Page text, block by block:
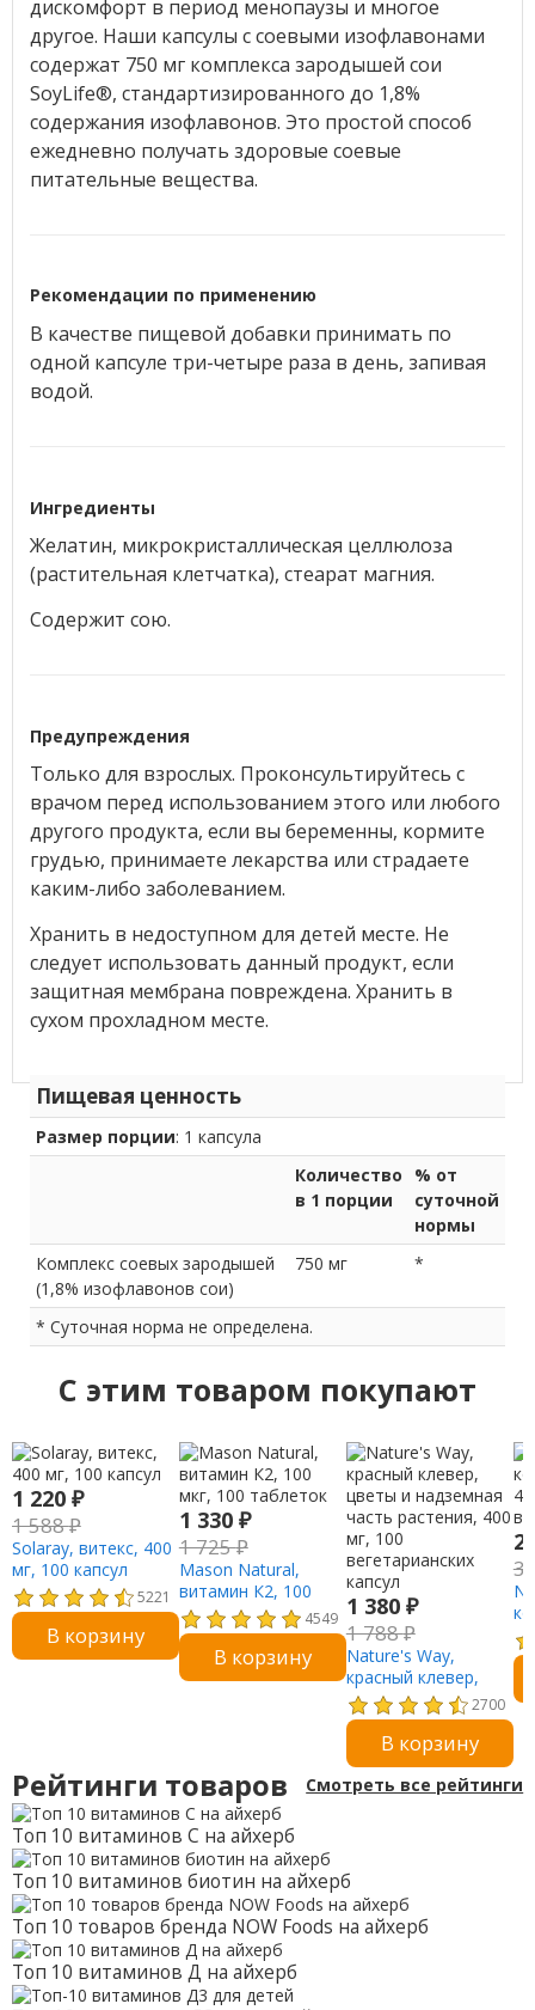
дискомфорт в период менопаузы и многое
другое. Наши капсулы с соевыми изофлавонами
содержат 750 мг комплекса зародышей сои
SoyLife®, стандартизированного до 1,8%
содержания изофлавонов. Это простой способ
ежедневно получать здоровые соевые
питательные вещества.
Рекомендации по применению
В качестве пищевой добавки принимать по
одной капсуле три-четыре раза в день, запивая
водой.
Ингредиенты
Желатин, микрокристаллическая целлюлоза
(растительная клетчатка), стеарат магния.
Содержит сою.
Предупреждения
Только для взрослых. Проконсультируйтесь с
врачом перед использованием этого или любого
другого продукта, если вы беременны, кормите
грудью, принимаете лекарства или страдаете
каким-либо заболеванием.
Хранить в недоступном для детей месте. Не
следует использовать данный продукт, если
защитная мембрана повреждена. Хранить в
сухом прохладном месте.
Пищевая ценность
Размер порции: 1 капсула
Количество
в 1 порции
% от
суточной
нормы
Комплекс соевых зародышей
(1,8% изофлавонов сои)
750 мг *
* Суточная норма не определена.
C этим товаром покупают
1 220 ₽
1 588₽
Solaray, витекс, 400
мг, 100 капсул
5221
В корзину
1 330 ₽
1 725₽
Mason Natural,
витамин К2, 100
мкг, 100 таблеток
4549
В корзину
1 380 ₽
1 788₽
Nature's Way,
красный клевер,
цветы и надземная
часть растения, 400
мг, 100
вегетарианских
капсул
2700
В корзину
2
3
Рейтинги товаров Смотреть все рейтинги
Топ 10 витаминов С на айхерб
Топ 10 витаминов биотин на айхерб
Топ 10 товаров бренда NOW Foods на айхерб
Топ 10 витаминов Д на айхерб